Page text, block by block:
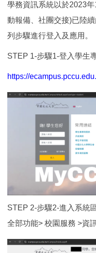
學務資訊系統以於2023
動報備、社團交接)已陸
列步驟進行登入及應用。
STEP 1-步驟1-登入學生
https://
STEP 2-步驟2-進入系統
全部功能> 校園服務 >資